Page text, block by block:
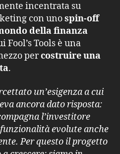
incentrata su
con unospin-off
della finanza
Fool’s Tools è una
percostruire una
.
un’esigenza a cui
ancora dato risposta:
l’investitore
evolute anche
Per questo il progetto